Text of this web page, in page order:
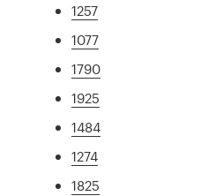
1257
1077
1790
1925
1484
1274
1825